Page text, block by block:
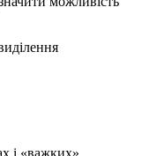
і «важких»